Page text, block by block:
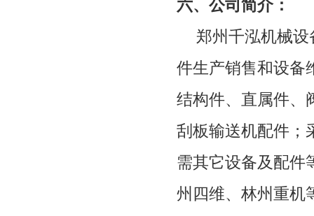
六、公司简介：
郑州千泓机械
件生产销售和设备
结构件、直属件、
刮板输送机配件；
需其它设备及配件
州四维、林州重机